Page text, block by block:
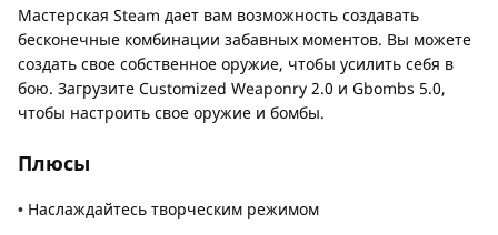
Мастерская Steam дает вам возможность создавать
бесконечные комбинации забавных моментов. Вы можете
создать свое собственное оружие, чтобы усилить себя в
бою. Загрузите Customized Weaponry 2.0 и Gbombs 5.0,
чтобы настроить свое оружие и бомбы.
Плюсы
• Наслаждайтесь творческим режимом